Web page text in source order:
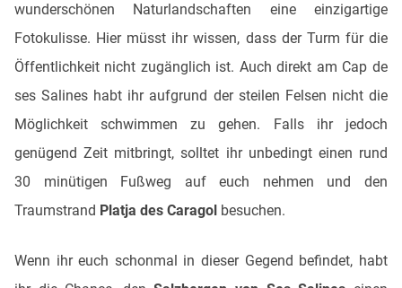
wunderschönen Naturlandschaften eine einzigartige
Fotokulisse. Hier müsst ihr wissen, dass der Turm für die
Öffentlichkeit nicht zugänglich ist. Auch direkt am Cap de
ses Salines habt ihr aufgrund der steilen Felsen nicht die
Möglichkeit schwimmen zu gehen. Falls ihr jedoch
genügend Zeit mitbringt, solltet ihr unbedingt einen rund
30 minütigen Fußweg auf euch nehmen und den
Traumstrand Platja des Caragol besuchen.
Wenn ihr euch schonmal in dieser Gegend befindet, habt